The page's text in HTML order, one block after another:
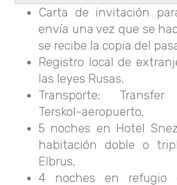
Carta de invitación
envía una vez que se
se recibe la copia del
Registro local de
las leyes Rusas.
Transporte: Transfer
Terskol-aeropuerto.
5 noches en Hotel
habitación doble o
Elbrus.
4 noches en refugio